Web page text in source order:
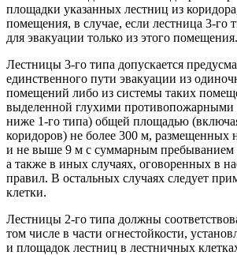
площадки указанных лестниц из
помещения, в случае, если лестница 3-го
для эвакуации только из этого помещения.
Лестницы 3-го типа допускается
единственного пути эвакуации из
помещений либо из системы таких
выделенной глухими противопожарными
ниже 1-го типа) общей площадью
коридоров) не более 300 м, размещенных
и не выше 9 м с суммарным пребыванием
а также в иных случаях, оговоренных в
правил. В остальных случаях следует
клетки.
Лестницы 2-го типа должны
том числе в части огнестойкости,
и площадок лестниц в лестничных